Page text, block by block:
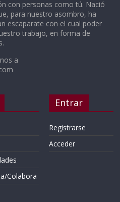
con personas como tú. Nació
para nuestro asombro, ha
escaparate con el cual poder
trabajo, en forma de
a
Colabora
Entrar
Registrarse
Acceder